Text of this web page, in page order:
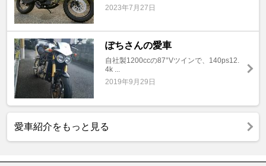
2023年7月27日
ぽちさんの愛車
自社製1200ccの87°Vツインで、140ps12.
4k ...
2019年9月29日
愛車紹介をもっと見る